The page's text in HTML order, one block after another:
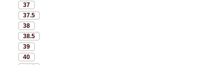
37
37.5
38
38.5
39
40